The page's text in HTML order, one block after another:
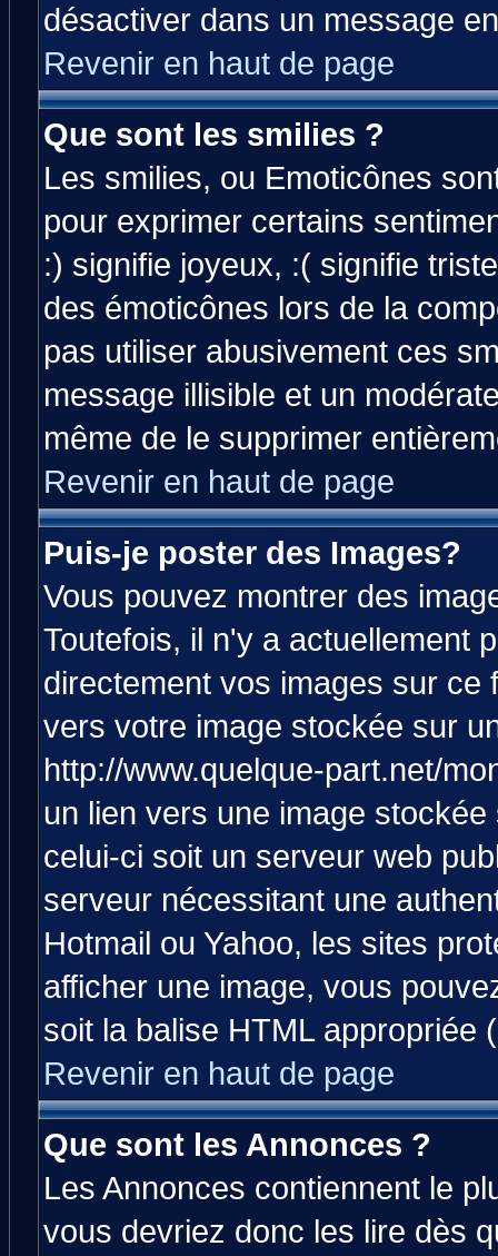
désactiver dans un message
Revenir en haut de page
Que sont les smilies ?
Les smilies, ou Emoticônes
pour exprimer certains
:) signifie joyeux, :( signifie
des émoticônes lors de la
pas utiliser abusivement ces
message illisible et un
même de le supprimer
Revenir en haut de page
Puis-je poster des Images?
Vous pouvez montrer des
Toutefois, il n'y a actuellement
directement vos images sur ce
vers votre image stockée sur
http://www.quelque-part.net/
un lien vers une image
celui-ci soit un serveur web
serveur nécessitant une
Hotmail ou Yahoo, les sites
afficher une image, vous
soit la balise HTML appropriée
Revenir en haut de page
Que sont les Annonces ?
Les Annonces contiennent le
vous devriez donc les lire dès